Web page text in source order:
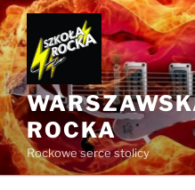
Przejdź
do
treści
ROCKA
Rockowe serce stolicy